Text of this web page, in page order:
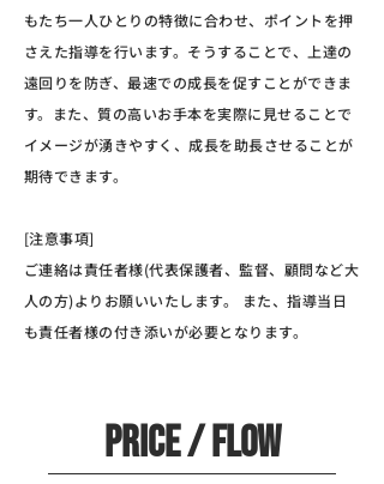
もたち一人ひとりの特徴に合わせ、ポイントを押
さえた指導を行います。そうすることで、上達の
遠回りを防ぎ、最速での成長を促すことができま
す。また、質の高いお手本を実際に見せることで
イメージが湧きやすく、成長を助長させることが
期待できます。
[注意事項]
ご連絡は責任者様(代表保護者、監督、顧問など大
人の方)よりお願いいたします。 また、指導当日
も責任者様の付き添いが必要となります。
PRICE / FLOW